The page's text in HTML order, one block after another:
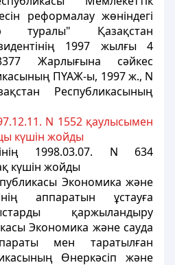
реформалау жөнiндегi
туралы" Қазақстан
1997 жылғы 4
Жарлығына сәйкес
ПҮАЖ-ы, 1997 ж., N
Республикасының
N 1552 қаулысымен
күшiн жойды
1998.03.07. N 634
күшiн жойды
Экономика және
аппаратын ұстауға
қаржыландыру
Экономика және сауда
мен таратылған
Өнеркәсiп және